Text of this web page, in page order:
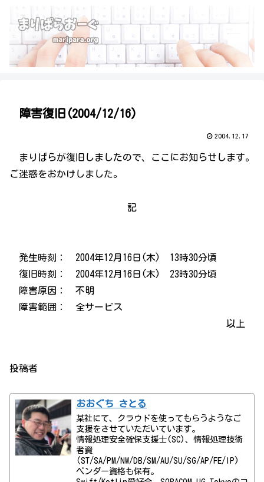
障害復旧(2004/12/16)
2004.12.17
まりぱらが復旧しましたので、ここにお知らせします。
ご迷惑をおかけしました。
記
発生時刻： 2004年12月16日(木) 13時30分頃
復旧時刻： 2004年12月16日(木) 23時30分頃
障害原因： 不明
障害範囲： 全サービス
以上
投稿者
おおぐち さとる
某社にて、クラウドを使ってもらうようなご
支援をさせていただいています。
情報処理安全確保支援士(SC)、情報処理技術
者資
(ST/SA/PM/NW/DB/SM/AU/SU/SG/AP/FE/IP)
ベンダー資格も保有。